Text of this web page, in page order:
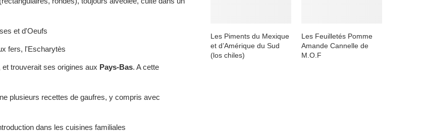
et d'Oeufs
fers, l'Escharytès
et trouverait ses origines aux Pays-Bas. A cette
plusieurs recettes de gaufres, y compris avec
dans les cuisines familiales
Les Piments du Mexique
et d’Amérique du Sud
(los chiles)
Les Feuilletés Pomme
Amande Cannelle de
M.O.F